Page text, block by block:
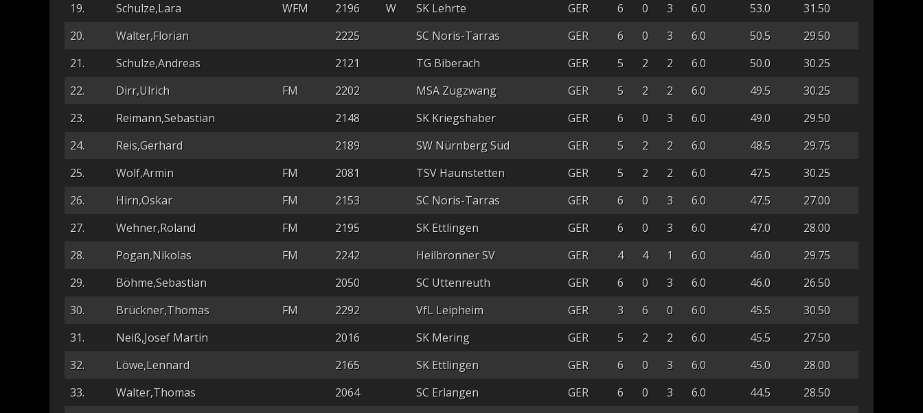
19.
Schulze,Lara WFM 2196 W SK Lehrte GER 6 0 3 6.0 53.0
31.50
20.
Walter,Florian 2225 SC Noris-Tarras GER 6 0 3 6.0 50.5
29.50
21.
Schulze,Andreas 2121 TG Biberach GER 5 2 2 6.0 50.0
30.25
22.
Dirr,Ulrich FM 2202 MSA Zugzwang GER 5 2 2 6.0 49.5
30.25
23.
Reimann,Sebastian 2148 SK Kriegshaber GER 6 0 3 6.0 49.0
29.50
24.
Reis,Gerhard 2189 SW Nürnberg Süd GER 5 2 2 6.0 48.5
29.75
25.
Wolf,Armin FM 2081 TSV Haunstetten GER 5 2 2 6.0 47.5
30.25
26.
Hirn,Oskar FM 2153 SC Noris-Tarras GER 6 0 3 6.0 47.5
27.00
27.
Wehner,Roland FM 2195 SK Ettlingen GER 6 0 3 6.0 47.0
28.00
28.
Pogan,Nikolas FM 2242 Heilbronner SV GER 4 4 1 6.0 46.0
29.75
29.
Böhme,Sebastian 2050 SC Uttenreuth GER 6 0 3 6.0 46.0
26.50
30.
Brückner,Thomas FM 2292 VfL Leipheim GER 3 6 0 6.0 45.5
30.50
31.
Neiß,Josef Martin 2016 SK Mering GER 5 2 2 6.0 45.5
27.50
32.
Löwe,Lennard 2165 SK Ettlingen GER 6 0 3 6.0 45.0
28.00
33.
Walter,Thomas 2064 SC Erlangen GER 6 0 3 6.0 44.5
28.50